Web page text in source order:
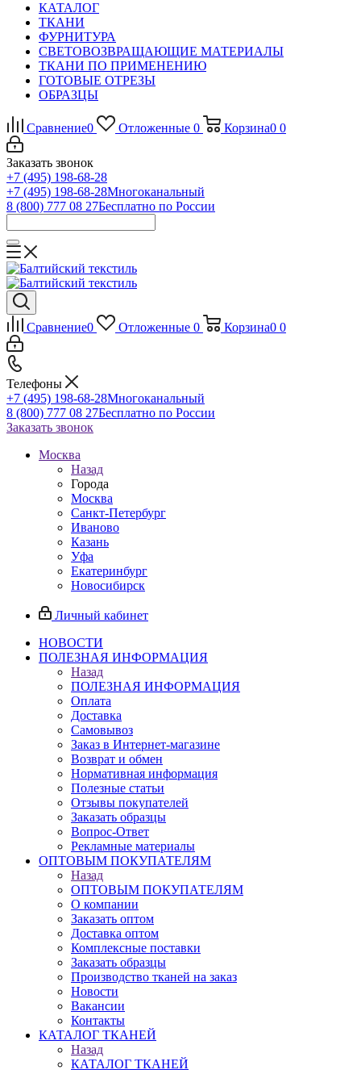
КАТАЛОГ
ТКАНИ
ФУРНИТУРА
СВЕТОВОЗВРАЩАЮЩИЕ МАТЕРИАЛЫ
ТКАНИ ПО ПРИМЕНЕНИЮ
ГОТОВЫЕ ОТРЕЗЫ
ОБРАЗЦЫ
Сравнение0 Отложенные 0 Корзина0 0
Заказать звонок
+7 (495) 198-68-28
+7 (495) 198-68-28Многоканальный
8 (800) 777 08 27Бесплатно по России
Сравнение0 Отложенные 0 Корзина0 0
Телефоны
+7 (495) 198-68-28Многоканальный
8 (800) 777 08 27Бесплатно по России
Заказать звонок
Москва
Назад
Города
Москва
Санкт-Петербург
Иваново
Казань
Уфа
Екатеринбург
Новосибирск
Личный кабинет
НОВОСТИ
ПОЛЕЗНАЯ ИНФОРМАЦИЯ
Назад
ПОЛЕЗНАЯ ИНФОРМАЦИЯ
Оплата
Доставка
Самовывоз
Заказ в Интернет-магазине
Возврат и обмен
Нормативная информация
Полезные статьи
Отзывы покупателей
Заказать образцы
Вопрос-Ответ
Рекламные материалы
ОПТОВЫМ ПОКУПАТЕЛЯМ
Назад
ОПТОВЫМ ПОКУПАТЕЛЯМ
О компании
Заказать оптом
Доставка оптом
Комплексные поставки
Заказать образцы
Производство тканей на заказ
Новости
Вакансии
Контакты
КАТАЛОГ ТКАНЕЙ
Назад
КАТАЛОГ ТКАНЕЙ